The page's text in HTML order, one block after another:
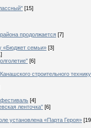
[15]
продолжается [7]
«Бюджет семьи» [3]
[6]
строительного
[4]
ленточка" [6]
установлена «Парта Героя»